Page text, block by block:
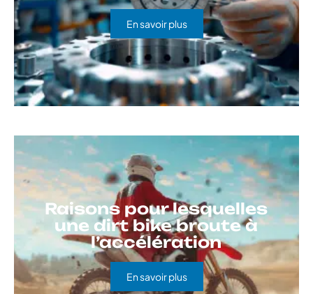
En savoir plus
Raisons pour lesquelles
une dirt bike broute à
l’accélération
En savoir plus